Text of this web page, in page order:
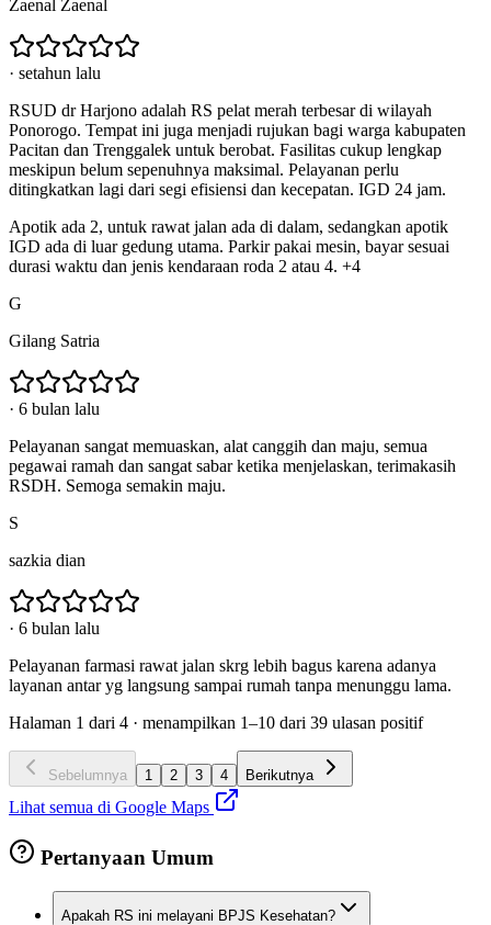
Zaenal Zaenal
· setahun lalu
RSUD dr Harjono adalah RS pelat merah terbesar di wilayah
Ponorogo. Tempat ini juga menjadi rujukan bagi warga kabupaten
Pacitan dan Trenggalek untuk berobat. Fasilitas cukup lengkap
meskipun belum sepenuhnya maksimal. Pelayanan perlu
ditingkatkan lagi dari segi efisiensi dan kecepatan. IGD 24 jam.
Apotik ada 2, untuk rawat jalan ada di dalam, sedangkan apotik
IGD ada di luar gedung utama. Parkir pakai mesin, bayar sesuai
durasi waktu dan jenis kendaraan roda 2 atau 4. +4
G
Gilang Satria
· 6 bulan lalu
Pelayanan sangat memuaskan, alat canggih dan maju, semua
pegawai ramah dan sangat sabar ketika menjelaskan, terimakasih
RSDH. Semoga semakin maju.
S
sazkia dian
· 6 bulan lalu
Pelayanan farmasi rawat jalan skrg lebih bagus karena adanya
layanan antar yg langsung sampai rumah tanpa menunggu lama.
Halaman 1 dari 4 · menampilkan 1–10 dari 39 ulasan positif
Sebelumnya 1 2 3 4 Berikutnya
Lihat semua di Google Maps
Pertanyaan Umum
Apakah RS ini melayani BPJS Kesehatan?